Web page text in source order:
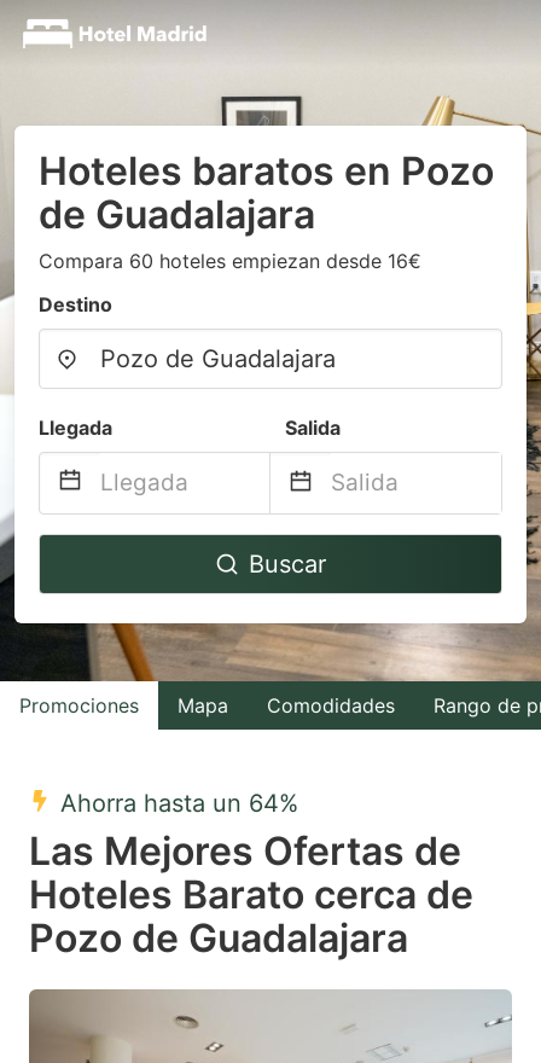
Hoteles baratos en Pozo
de Guadalajara
Compara 60 hoteles empiezan desde 16€
Destino
Llegada Salida
Navigate
to
interact
with
the
select
a
date.
Press
mark
Navigate
to
interact
with
the
a
date.
Press
the
mark
Buscar
Promociones Mapa Comodidades Rango de
Ahorra hasta un 64%
Las Mejores Ofertas de
Hoteles Barato cerca de
Pozo de Guadalajara